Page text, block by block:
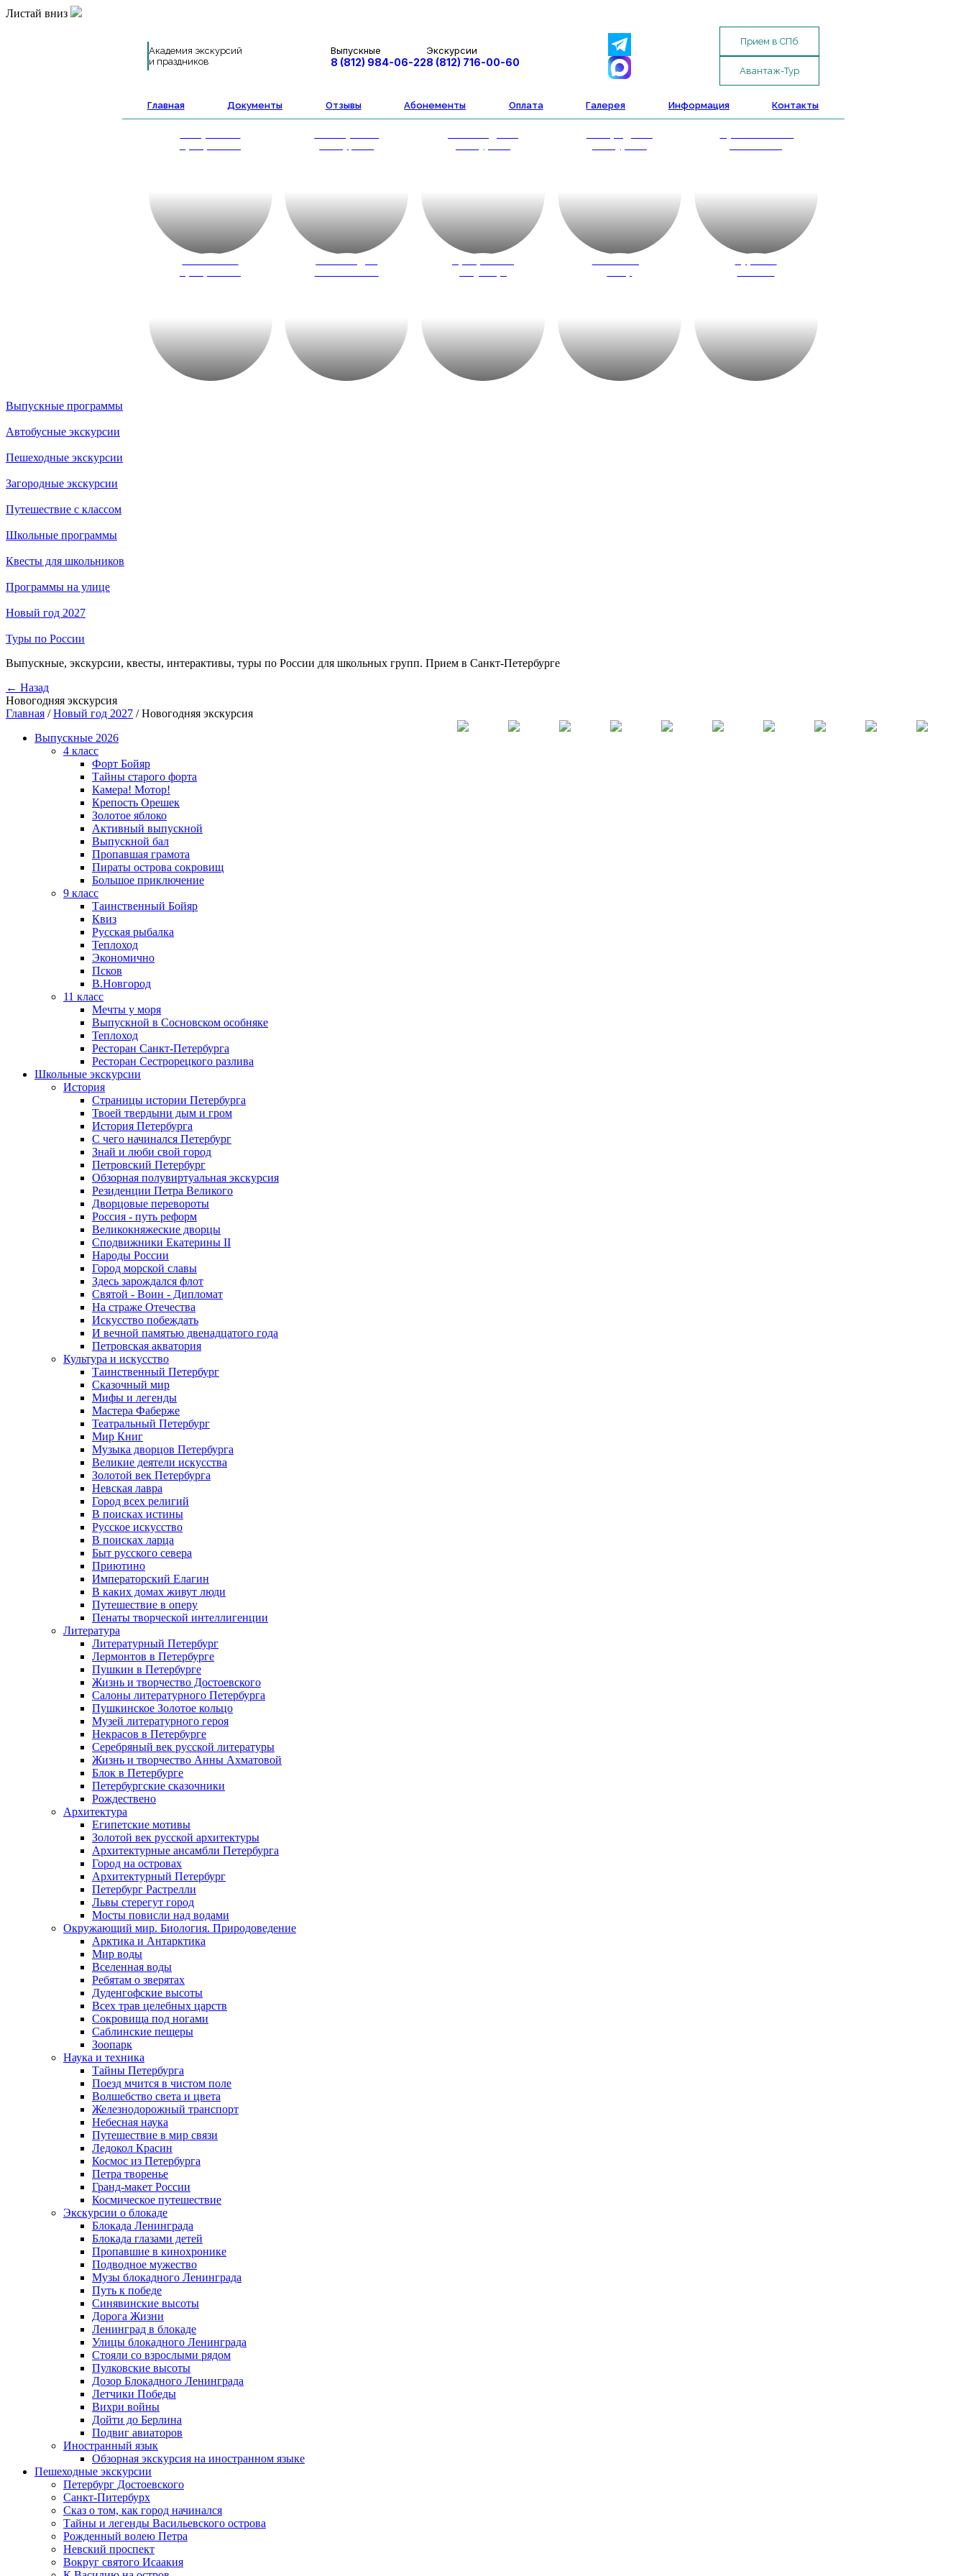
Листай вниз
Академия экскурсий
и праздников
Выпускные
8 (812) 984-06-22
Экскурсии
8 (812) 716-00-60
Прием в СПб
Авантаж-Тур
Главная Документы Отзывы Абонементы Оплата Галерея Информация Контакты
Выпускные программы
Автобусные экскурсии
Пешеходные экскурсии
Загородные экскурсии
Путешествие с классом
Школьные программы
Квесты для школьников
Программы на улице
Новый год 2027
Туры по России
Выпускные, экскурсии, квесты, интерактивы, туры по России для школьных групп. Прием в Санкт-Петербурге
← Назад
Новогодняя экскурсия
Главная / Новый год 2027 / Новогодняя экскурсия
Выпускные 2026
4 класс
Форт Бойяр
Тайны старого форта
Камера! Мотор!
Крепость Орешек
Золотое яблоко
Активный выпускной
Выпускной бал
Пропавшая грамота
Пираты острова сокровищ
Большое приключение
9 класс
Таинственный Бойяр
Квиз
Русская рыбалка
Теплоход
Экономично
Псков
В.Новгород
11 класс
Мечты у моря
Выпускной в Сосновском особняке
Теплоход
Ресторан Санкт-Петербурга
Ресторан Сестрорецкого разлива
Школьные экскурсии
История
Страницы истории Петербурга
Твоей твердыни дым и гром
История Петербурга
С чего начинался Петербург
Знай и люби свой город
Петровский Петербург
Обзорная полувиртуальная экскурсия
Резиденции Петра Великого
Дворцовые перевороты
Россия - путь реформ
Великокняжеские дворцы
Сподвижники Екатерины II
Народы России
Город морской славы
Здесь зарождался флот
Святой - Воин - Дипломат
На страже Отечества
Искусство побеждать
И вечной памятью двенадцатого года
Петровская акватория
Культура и искусство
Таинственный Петербург
Сказочный мир
Мифы и легенды
Мастера Фаберже
Театральный Петербург
Мир Книг
Музыка дворцов Петербурга
Великие деятели искусства
Золотой век Петербурга
Невская лавра
Город всех религий
В поисках истины
Русское искусство
В поисках ларца
Быт русского севера
Приютино
Императорский Елагин
В каких домах живут люди
Путешествие в оперу
Пенаты творческой интеллигенции
Литература
Литературный Петербург
Лермонтов в Петербурге
Пушкин в Петербурге
Жизнь и творчество Достоевского
Салоны литературного Петербурга
Пушкинское Золотое кольцо
Музей литературного героя
Некрасов в Петербурге
Серебряный век русской литературы
Жизнь и творчество Анны Ахматовой
Блок в Петербурге
Петербургские сказочники
Рождествено
Архитектура
Египетские мотивы
Золотой век русской архитектуры
Архитектурные ансамбли Петербурга
Город на островах
Архитектурный Петербург
Петербург Растрелли
Львы стерегут город
Мосты повисли над водами
Окружающий мир. Биология. Природоведение
Арктика и Антарктика
Мир воды
Вселенная воды
Ребятам о зверятах
Дуденгофские высоты
Всех трав целебных царств
Сокровища под ногами
Саблинские пещеры
Зоопарк
Наука и техника
Тайны Петербурга
Поезд мчится в чистом поле
Волшебство света и цвета
Железнодорожный транспорт
Небесная наука
Путешествие в мир связи
Ледокол Красин
Космос из Петербурга
Петра творенье
Гранд-макет России
Космическое путешествие
Экскурсии о блокаде
Блокада Ленинграда
Блокада глазами детей
Пропавшие в кинохронике
Подводное мужество
Музы блокадного Ленинграда
Путь к победе
Синявинские высоты
Дорога Жизни
Ленинград в блокаде
Улицы блокадного Ленинграда
Стояли со взрослыми рядом
Пулковские высоты
Дозор Блокадного Ленинграда
Летчики Победы
Вихри войны
Дойти до Берлина
Подвиг авиаторов
Иностранный язык
Обзорная экскурсия на иностранном языке
Пешеходные экскурсии
Петербург Достоевского
Санкт-Питербурх
Сказ о том, как город начинался
Тайны и легенды Васильевского острова
Рожденный волею Петра
Невский проспект
Вокруг святого Исаакия